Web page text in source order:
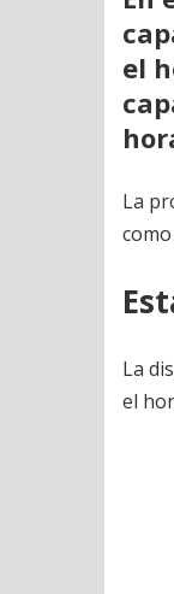
el
La
La
el